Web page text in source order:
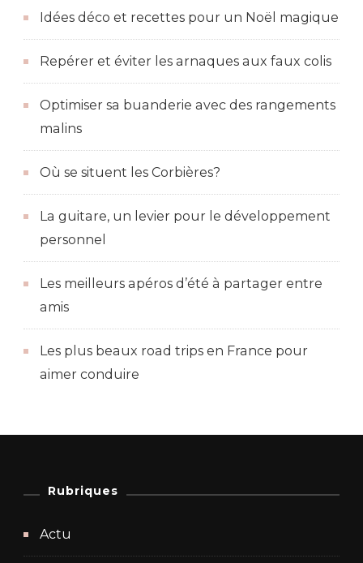
Idées déco et recettes pour un Noël magique
Repérer et éviter les arnaques aux faux colis
Optimiser sa buanderie avec des rangements
malins
Où se situent les Corbières?
La guitare, un levier pour le développement
personnel
Les meilleurs apéros d’été à partager entre
amis
Les plus beaux road trips en France pour
aimer conduire
Rubriques
Actu